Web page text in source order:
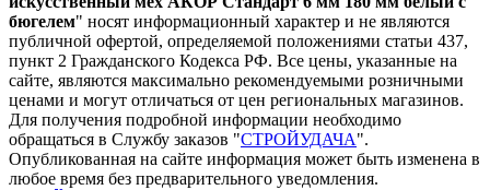
бюгелем" носят информационный характер и не являются
публичной офертой, определяемой положениями статьи 437,
пункт 2 Гражданского Кодекса РФ. Все цены, указанные на
сайте, являются максимально рекомендуемыми розничными
ценами и могут отличаться от цен региональных магазинов.
Для получения подробной информации необходимо
обращаться в Службу заказов "СТРОЙУДАЧА".
Опубликованная на сайте информация может быть изменена в
любое время без предварительного уведомления.